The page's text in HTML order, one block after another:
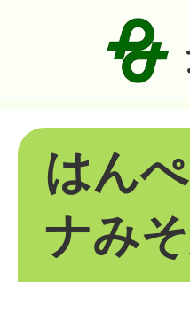
はん
ナみ